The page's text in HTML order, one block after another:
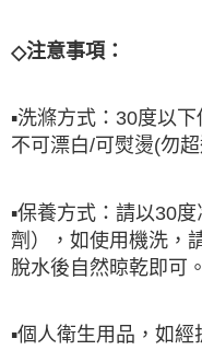
◇注意事項：
▪洗滌方式： 30度以下
不可漂白/可熨燙(勿
▪保養方式：請以30度
劑），如使用機洗，
脫水後自然晾乾即可。
▪個人衛生用品，如經